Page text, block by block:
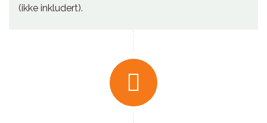
(ikke inkludert).